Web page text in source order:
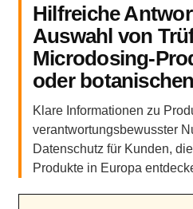
Hilfreiche
Auswahl von
Microdosing-
oder
Klare Informationen zu
verantwortungsbewusster
Datenschutz für Kunden,
Produkte in Europa